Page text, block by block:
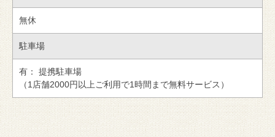
無休
駐車場
有： 提携駐車場
（1店舗2000円以上ご利用で1時間まで無料サービス）